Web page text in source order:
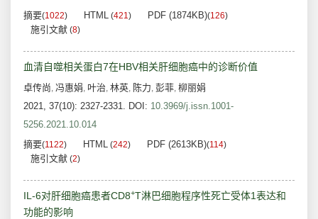
摘要(1022) HTML (421) PDF (1874KB)(126)
施引文献 (8)
血清自噬相关蛋白7在HBV相关肝细胞癌中的诊断价值
卓传尚, 冯惠娟, 叶治, 林英, 陈力, 彭菲, 柳丽娟
2021, 37(10): 2327-2331. DOI: 10.3969/j.issn.1001-
5256.2021.10.014
摘要(1122) HTML (242) PDF (2613KB)(114)
施引文献 (2)
IL-6对肝细胞癌患者CD8+T淋巴细胞程序性死亡受体1表达和
功能的影响